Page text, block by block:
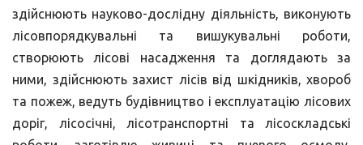
здійснюють науково-дослідну діяльність, виконують
лісовпорядкувальні та вишукувальні роботи,
створюють лісові насадження та доглядають за
ними, здійснюють захист лісів від шкідників, хвороб
та пожеж, ведуть будівництво і експлуатацію лісових
доріг, лісосічні, лісотранспортні та лісоскладські